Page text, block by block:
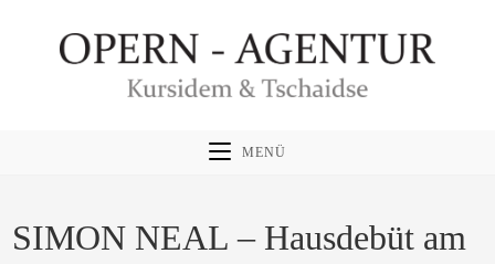
MENÜ
SIMON NEAL – Hausdebüt am